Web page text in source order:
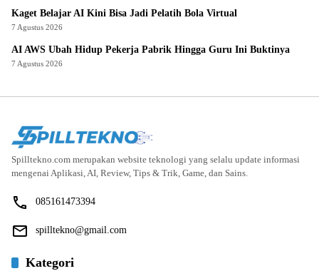
Kaget Belajar AI Kini Bisa Jadi Pelatih Bola Virtual
7 Agustus 2026
AI AWS Ubah Hidup Pekerja Pabrik Hingga Guru Ini Buktinya
7 Agustus 2026
Spilltekno.com merupakan website teknologi yang selalu update informasi
mengenai Aplikasi, AI, Review, Tips & Trik, Game, dan Sains.
085161473394
spilltekno@gmail.com
Kategori